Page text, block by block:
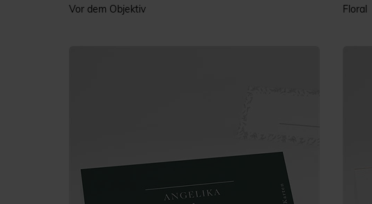
Vor dem Objektiv Floral